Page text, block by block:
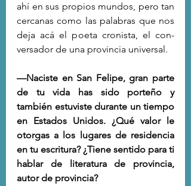
ahí en sus propios mundos, pero tan
cercanas como las palabras que nos
deja acá el poeta cronista, el con-
versador de una provincia universal.
—Naciste en San Felipe, gran parte
de tu vida has sido porteño y
también estuviste durante un tiempo
en Estados Unidos. ¿Qué valor le
otorgas a los lugares de residencia
en tu escritura? ¿Tiene sentido para ti
hablar de literatura de provincia,
autor de provincia?